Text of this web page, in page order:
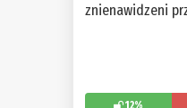
znienawidzeni